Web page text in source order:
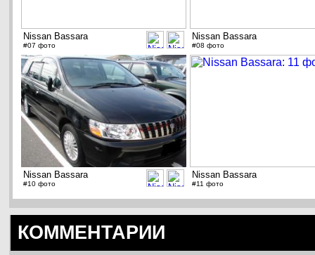
Nissan Bassara
#07 фото
Nissan Bassara
#08 фото
Nissan Bassara
#10 фото
Nissan Bassara
#11 фото
КОММЕНТАРИИ